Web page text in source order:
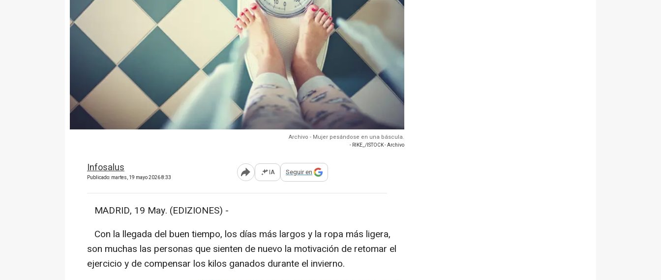
Archivo - Mujer pesándose en una báscula.
- RIKE_/ISTOCK - Archivo
Infosalus
Publicado: martes, 19 mayo 2026 8:33 Abrir opciones para compartir
IA Seguir en
MADRID, 19 May. (EDIZIONES) -
Con la llegada del buen tiempo, los días más largos y la ropa más ligera,
son muchas las personas que sienten de nuevo la motivación de retomar el
ejercicio y de compensar los kilos ganados durante el invierno.